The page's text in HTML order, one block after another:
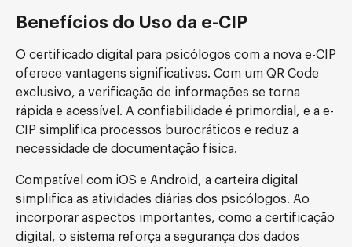
Benefícios do Uso da e-CIP
O certificado digital para psicólogos com a nova e-CIP
oferece vantagens significativas. Com um QR Code
exclusivo, a verificação de informações se torna
rápida e acessível. A confiabilidade é primordial, e a e-
CIP simplifica processos burocráticos e reduz a
necessidade de documentação física.
Compatível com iOS e Android, a carteira digital
simplifica as atividades diárias dos psicólogos. Ao
incorporar aspectos importantes, como a certificação
digital, o sistema reforça a segurança dos dados